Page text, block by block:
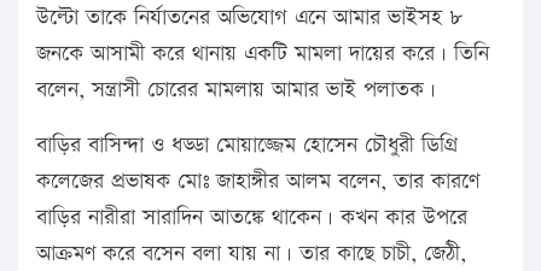
উল্টো তাকে নির্যাতনের অভিযোগ এনে আমার ভাইসহ ৮
জনকে আসামী করে থানায় একটি মামলা দায়ের করে। তিনি
বলেন, সন্ত্রাসী চোরের মামলায় আমার ভাই পলাতক।
বাড়ির বাসিন্দা ও ধড্ডা মোয়াজ্জেম হোসেন চৌধুরী ডিগ্রি
কলেজের প্রভাষক মোঃ জাহাঙ্গীর আলম বলেন, তার কারণে
বাড়ির নারীরা সারাদিন আতঙ্কে থাকেন। কখন কার উপরে
আক্রমণ করে বসেন বলা যায় না। তার কাছে চাচী, জেঠী,